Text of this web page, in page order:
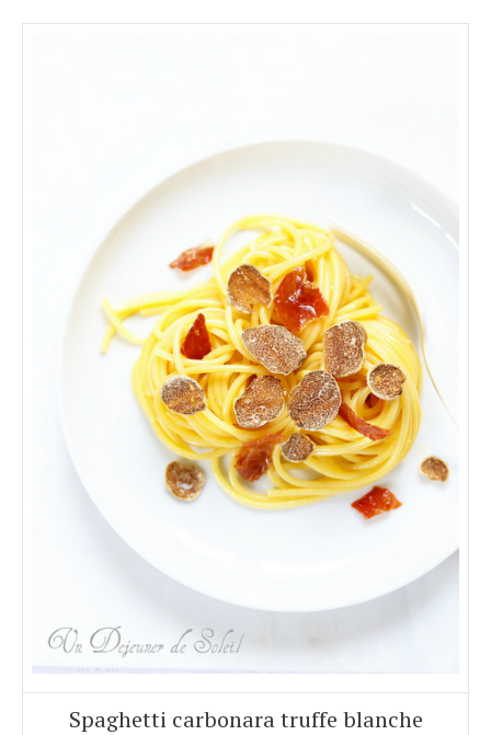
Spaghetti carbonara truffe blanche